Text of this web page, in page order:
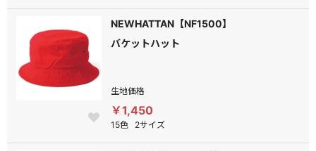
NEWHATTAN【NF1500】
バケットハット
生地価格
￥1,450
15色 2サイズ